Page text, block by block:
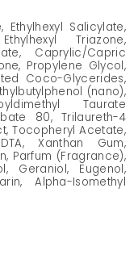
Ethylhexyl Salicylate,
Triazone,
Caprylic/Capric
Propylene Glycol,
Coco-Glycerides,
(nano),
Taurate
80, Trilaureth-4
Tocopheryl Acetate,
Xanthan Gum,
Parfum (Fragrance),
Geraniol, Eugenol,
Alpha-Isomethyl